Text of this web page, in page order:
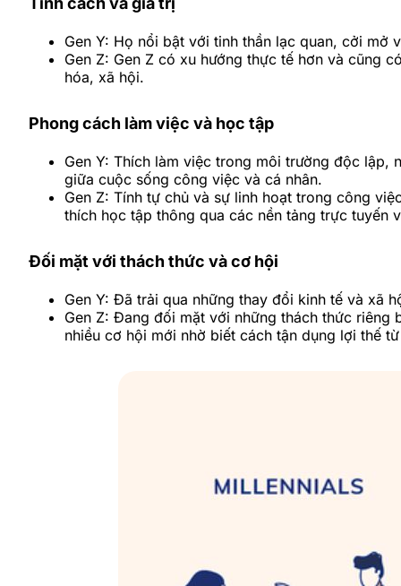
Gen Y: Họ nổi bật với tinh thần lạc quan, cởi mở
Gen Z: Gen Z có xu hướng thực tế hơn và cũng
hóa, xã hội.
Phong cách làm việc và học tập
Gen Y: Thích làm việc trong môi trường độc lập,
giữa cuộc sống công việc và cá nhân.
Gen Z: Tính tự chủ và sự linh hoạt trong công
thích học tập thông qua các nền tảng trực tuyến
Đối mặt với thách thức và cơ hội
Gen Y: Đã trải qua những thay đổi kinh tế và xã
Gen Z: Đang đối mặt với những thách thức riêng
nhiều cơ hội mới nhờ biết cách tận dụng lợi thế